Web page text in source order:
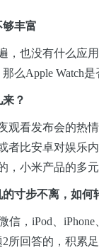
丰富
也没有什么应
么Apple Watch
？
看发布会的热
者比安卓对娱乐
，小米产品的多
寸步不离，如何
，iPod、
所回答的，积